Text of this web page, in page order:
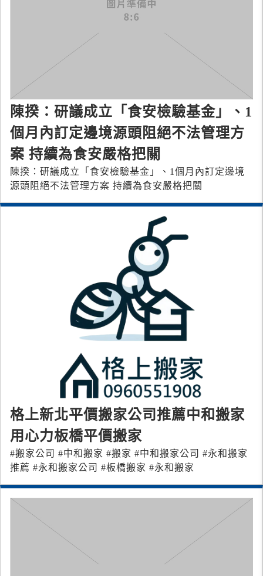
陳揆：研議成立「食安檢驗基金」、1
個月內訂定邊境源頭阻絕不法管理方
案 持續為食安嚴格把關
陳揆：研議成立「食安檢驗基金」、1個月內訂定邊境
源頭阻絕不法管理方案 持續為食安嚴格把關
格上新北平價搬家公司推薦中和搬家
用心力板橋平價搬家
#搬家公司 #中和搬家 #搬家 #中和搬家公司 #永和搬家
推薦 #永和搬家公司 #板橋搬家 #永和搬家